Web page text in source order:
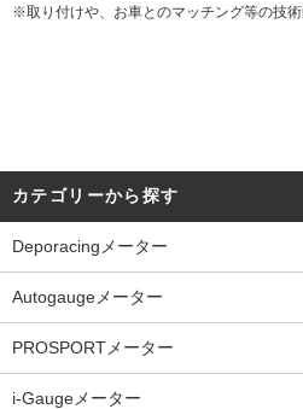
※取り付けや、お車とのマッチング等の技術
カテゴリーから探す
Deporacingメーター
Autogaugeメーター
PROSPORTメーター
i-Gaugeメーター